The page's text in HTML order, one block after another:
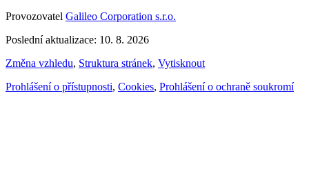
Provozovatel Galileo Corporation s.r.o.
Poslední aktualizace: 10. 8. 2026
Změna vzhledu, Struktura stránek, Vytisknout
Prohlášení o přístupnosti, Cookies, Prohlášení o ochraně soukromí